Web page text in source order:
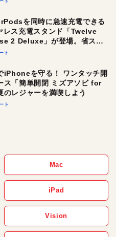
ト
を同時に急速充電できる
レス充電スタンド「Twelve
2 Deluxe」が登場。省スペ
れに充電したい人にオスス
ト
iPhoneを守る！ ワンタッチ開
ス「簡単開閉 ミズアソビ for
のレジャーを満喫しよう
ト
Mac
iPad
Vision